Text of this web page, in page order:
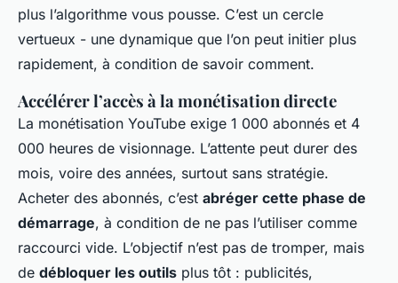
plus l’algorithme vous pousse. C’est un cercle
vertueux - une dynamique que l’on peut initier plus
rapidement, à condition de savoir comment.
Accélérer l’accès à la monétisation directe
La monétisation YouTube exige 1 000 abonnés et 4
000 heures de visionnage. L’attente peut durer des
mois, voire des années, surtout sans stratégie.
Acheter des abonnés, c’est abréger cette phase de
démarrage, à condition de ne pas l’utiliser comme
raccourci vide. L’objectif n’est pas de tromper, mais
de débloquer les outils plus tôt : publicités,